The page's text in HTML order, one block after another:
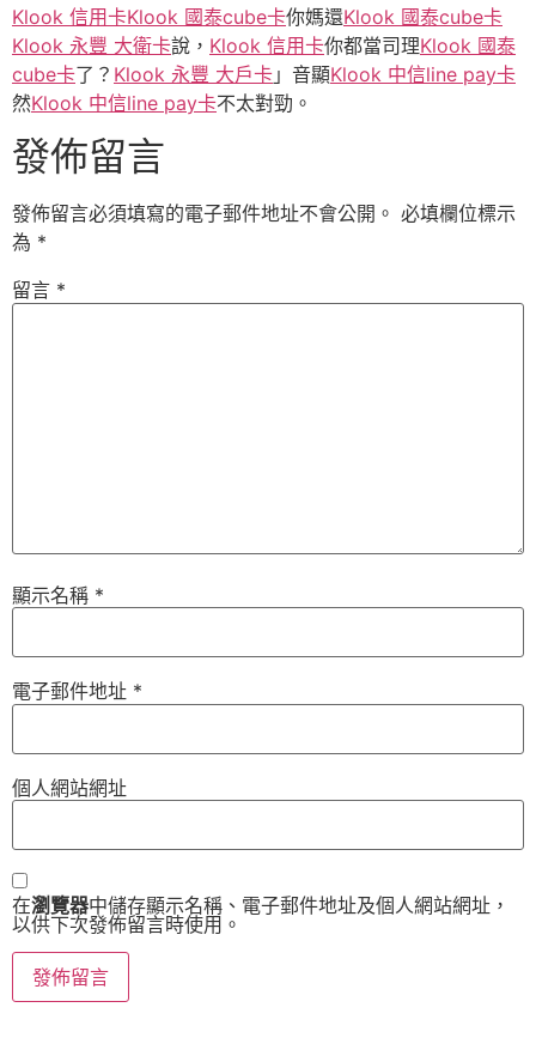
Klook 信用卡Klook 國泰cube卡你媽還Klook 國泰cube卡
Klook 永豐 大衛卡說， Klook 信用卡你都當司理Klook 國泰
cube卡了？ Klook 永豐 大戶卡 」音顯Klook 中信line pay卡
然Klook 中信line pay卡不太對勁。
發佈留言
發佈留言必須填寫的電子郵件地址不會公開。 必填欄位標示
為 *
留言 *
顯示名稱 *
電子郵件地址 *
個人網站網址
在瀏覽器中儲存顯示名稱、電子郵件地址及個人網站網址，
以供下次發佈留言時使用。